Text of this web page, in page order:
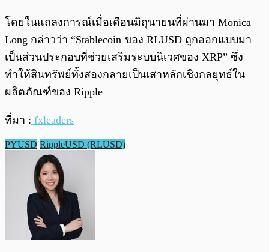
โดยในแถลงการณ์เมื่อเดือนมิถุนายนที่ผ่านมา Monica
Long กล่าวว่า “Stablecoin ของ RLUSD ถูกออกแบบมา
เป็นส่วนประกอบที่ช่วยเสริมระบบนิเวศของ XRP” ซึ่ง
ทำให้สินทรัพย์ทั้งสองกลายเป็นเสาหลักเชิงกลยุทธ์ใน
ผลิตภัณฑ์ของ Ripple
ที่มา : fxleaders
PYUSD RippleUSD (RLUSD)